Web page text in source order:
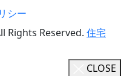
シー
Rights Reserved. 住宅
CLOSE